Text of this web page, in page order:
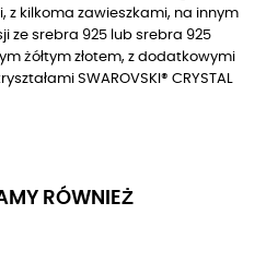
z kilkoma zawieszkami, na innym
ze srebra 925 lub srebra 925
żółtym złotem, z dodatkowymi
SWAROVSKI® CRYSTAL
RÓWNIEŻ